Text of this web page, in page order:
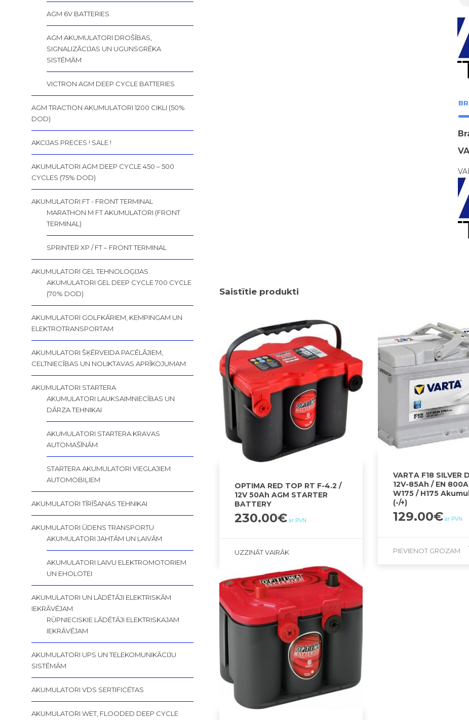
Saistītie produkti
OPTIMA RED TOP RT F-4.2 /
12V 50Ah AGM STARTER
BATTERY
230.00€ ar PVN
UZZINĀT VAIRĀK
VARTA F18 SILVER
12V-85Ah / EN
W175 / H175
(-/+)
129.00€ ar PVN
PIEVIENOT GROZAM
AGM 6V BATTERIES
AGM AKUMULATORI DROŠĪBAS,
SIGNALIZĀCIJAS UN UGUNSGRĒKA
SISTĒMĀM
VICTRON AGM DEEP CYCLE BATTERIES
AGM TRACTION AKUMULATORI 1200 CIKLI (50%
DOD)
AKCIJAS PRECES ! SALE !
AKUMULATORI AGM DEEP CYCLE 450 – 500
CYCLES (75% DOD)
AKUMULATORI FT - FRONT TERMINAL
MARATHON M FT AKUMULATORI (FRONT
TERMINAL)
SPRINTER XP / FT – FRONT TERMINAL
AKUMULATORI GEL TEHNOLOĢIJAS
AKUMULATORI GEL DEEP CYCLE 700 CYCLE
(70% DOD)
AKUMULATORI GOLFKĀRIEM, KEMPINGAM UN
ELEKTROTRANSPORTAM
AKUMULATORI ŠĶĒRVEIDA PACĒLĀJIEM,
CELTNIECĪBAS UN NOLIKTAVAS APRĪKOJUMAM
AKUMULATORI STARTERA
AKUMULATORI LAUKSAIMNIECĪBAS UN
DĀRZA TEHNIKAI
AKUMULATORI STARTERA KRAVAS
AUTOMAŠĪNĀM
STARTERA AKUMULATORI VIEGLAJIEM
AUTOMOBIĻIEM
AKUMULATORI TĪRĪŠANAS TEHNIKAI
AKUMULATORI ŪDENS TRANSPORTU
AKUMULATORI JAHTĀM UN LAIVĀM
AKUMULATORI LAIVU ELEKTROMOTORIEM
UN EHOLOTEI
AKUMULATORI UN LĀDĒTĀJI ELEKTRISKĀM
IEKRĀVĒJAM
RŪPNIECISKIE LĀDĒTĀJI ELEKTRISKAJAM
IEKRĀVĒJAM
AKUMULATORI UPS UN TELEKOMUNIKĀCIJU
SISTĒMĀM
AKUMULATORI VDS SERTIFICĒTAS
AKUMULATORI WET, FLOODED DEEP CYCLE